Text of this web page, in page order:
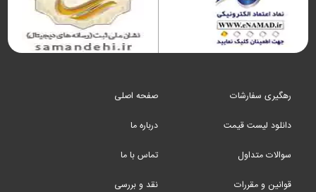
رهگیری سفارشات
دانلود لیست قیمت
سوالات متداول
قوانین و مقررات
صفحه اصلی
درباره ما
تماس با ما
نقد و بررسی